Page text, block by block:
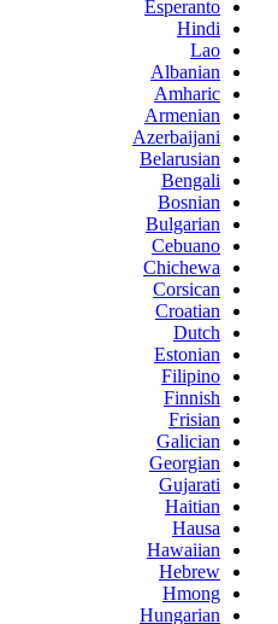
Esperanto
Hindi
Lao
Albanian
Amharic
Armenian
Azerbaijani
Belarusian
Bengali
Bosnian
Bulgarian
Cebuano
Chichewa
Corsican
Croatian
Dutch
Estonian
Filipino
Finnish
Frisian
Galician
Georgian
Gujarati
Haitian
Hausa
Hawaiian
Hebrew
Hmong
Hungarian